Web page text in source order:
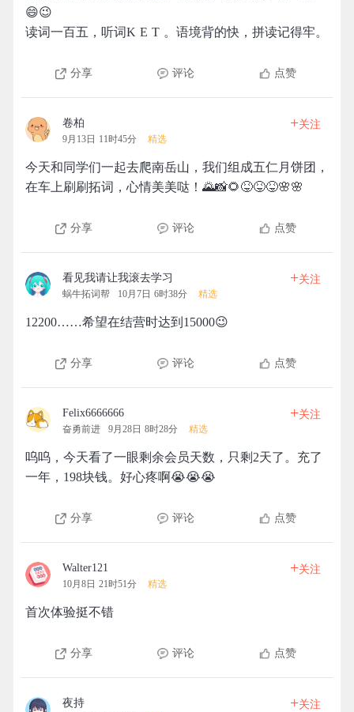
😄😉
读词一百五，听词K E T 。语境背的快，拼读记得牢。
分享 评论 点赞
卷柏
9月13日 11时45分 精选
+关注
今天和同学们一起去爬南岳山，我们组成五仁月饼团，
在车上刷刷拓词，心情美美哒！🌄📸🌻😝😝😝🌸🌸
分享 评论 点赞
看见我请让我滚去学习
蜗牛拓词帮 10月7日 6时38分 精选
+关注
12200……希望在结营时达到15000😉
分享 评论 点赞
Felix6666666
奋勇前进 9月28日 8时28分 精选
+关注
呜呜，今天看了一眼剩余会员天数，只剩2天了。充了
一年，198块钱。好心疼啊😭😭😭
分享 评论 点赞
Walter121
10月8日 21时51分 精选
+关注
首次体验挺不错
分享 评论 点赞
夜持 +关注